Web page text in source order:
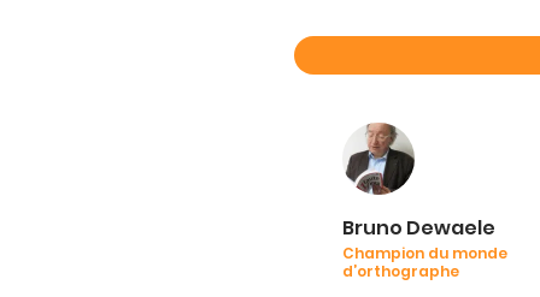
Bruno Dewaele
Champion du monde
d’orthographe